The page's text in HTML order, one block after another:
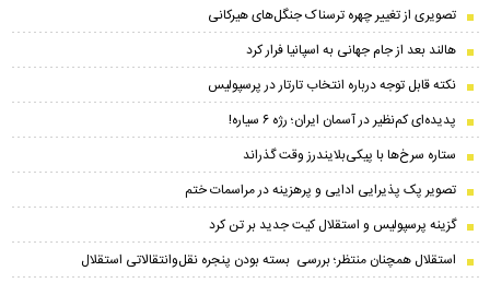
تصویری از تغییر چهره ترسناک جنگل‌های هیرکانی
هالند بعد از جام جهانی به اسپانیا فرار کرد
نکته قابل توجه درباره انتخاب تارتار در پرسپولیس
پدیده‌ای کم‌نظیر در آسمان ایران؛ رژه ۶ سیاره!
ستاره سرخ‌ها با پیکی‌بلایندرز وقت گذراند
تصویر پک پذیرایی ادایی و پرهزینه در مراسمات ختم
گزینه پرسپولیس و استقلال کیت جدید بر تن کرد
استقلال همچنان منتظر؛ بررسی بسته بودن پنجره نقل‌وانتقالاتی استقلال